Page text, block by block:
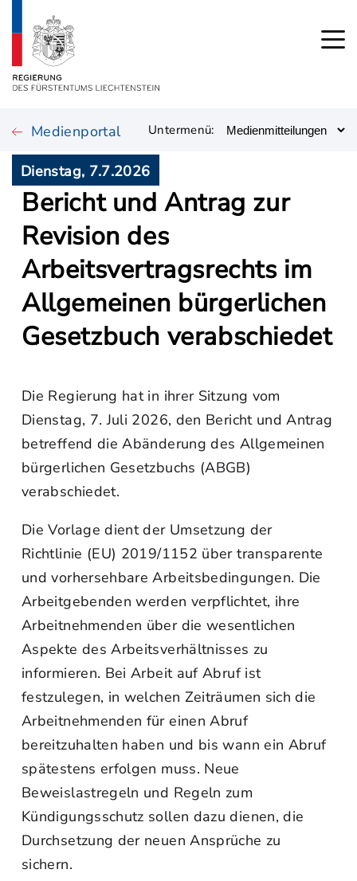
Medienportal Untermenü:
Dienstag, 7.7.2026
Bericht und Antrag zur
Revision des
Arbeitsvertragsrechts im
Allgemeinen bürgerlichen
Gesetzbuch verabschiedet
Die Regierung hat in ihrer Sitzung vom
Dienstag, 7. Juli 2026, den Bericht und Antrag
betreffend die Abänderung des Allgemeinen
bürgerlichen Gesetzbuchs (ABGB)
verabschiedet.
Die Vorlage dient der Umsetzung der
Richtlinie (EU) 2019/1152 über transparente
und vorhersehbare Arbeitsbedingungen. Die
Arbeitgebenden werden verpflichtet, ihre
Arbeitnehmenden über die wesentlichen
Aspekte des Arbeitsverhältnisses zu
informieren. Bei Arbeit auf Abruf ist
festzulegen, in welchen Zeiträumen sich die
Arbeitnehmenden für einen Abruf
bereitzuhalten haben und bis wann ein Abruf
spätestens erfolgen muss. Neue
Beweislastregeln und Regeln zum
Kündigungsschutz sollen dazu dienen, die
Durchsetzung der neuen Ansprüche zu
sichern.